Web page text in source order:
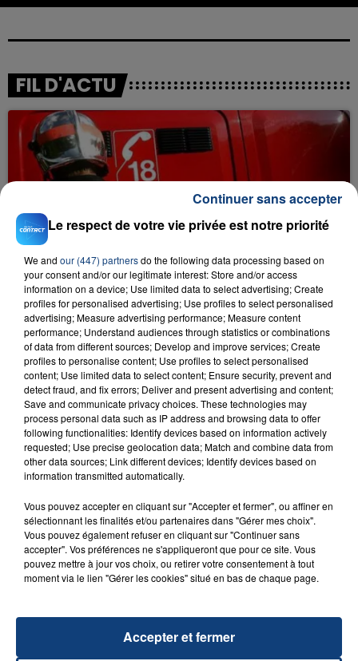
FIL D'ACTU
23 juillet 2026
INCENDIE MORTEL À LENS : UNE FEMME ET
SON BÉBÉ ENTRE LA VIE ET LA...
Un homme s'est immolé par le feu après avoir
aspergé sa compagne et leur bébé de trois mois
d'un liquide inflammable.
20 juillet 2026
UNE ADOLESCENTE DEVANT SE FAIRE
OPÉRER DE LA CHEVILLE RESSORT DE LA...
reconnu sa responsabilité et présenté ses
excuses.
TITRES DIFFUSÉS
Le respect de votre vie privée est notre priorité
We and our (447) partnersdo the following data processing based on
your consent and/or our legitimate interest: Store and/or access
information on a device; Use limited data to select advertising; Create
profiles for personalised advertising; Use profiles to select personalised
advertising; Measure advertising performance; Measure content
performance; Understand audiences through statistics or combinations
of data from different sources; Develop and improve services; Create
profiles to personalise content; Use profiles to select personalised
content; Use limited data to select content; Ensure security, prevent and
detect fraud, and fix errors; Deliver and present advertising and content;
Save and communicate privacy choices. These technologies may
process personal data such as IP address and browsing data to offer
following functionalities: Identify devices based on information actively
requested; Use precise geolocation data; Match and combine data from
other data sources; Link different devices; Identify devices based on
information transmitted automatically.
Vous pouvez accepter en cliquant sur "Accepter et fermer", ou affiner en
sélectionnant les finalités et/ou partenaires dans "Gérer mes choix".
Vous pouvez également refuser en cliquant sur "Continuer sans
accepter". Vos préférences ne s'appliqueront que pour ce site. Vous
pouvez mettre à jour vos choix, ou retirer votre consentement à tout
moment via le lien "Gérer les cookies" situé en bas de chaque page.
Accepter et fermer
Continuer sans accepter